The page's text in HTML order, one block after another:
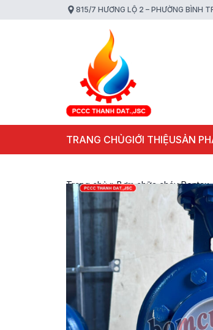
815/7 HƯƠNG LỘ 2 – PHƯỜNG BÌNH
TRANG CHỦGIỚI THIỆUSẢN
Trang chủ»Bơm chữa cháy